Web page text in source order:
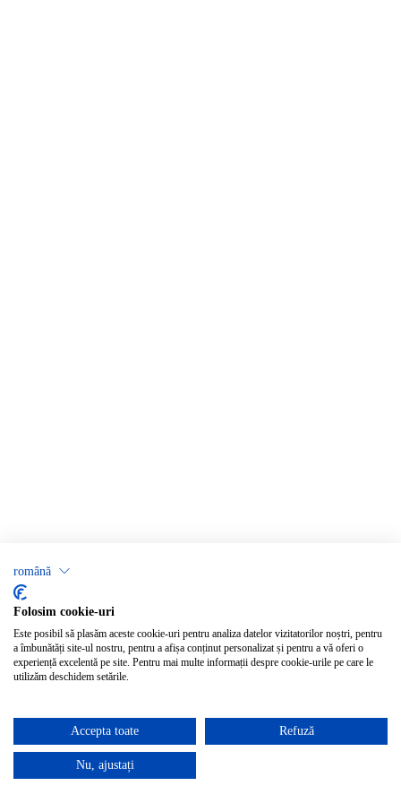
română
Folosim cookie-uri
Este posibil să plasăm aceste cookie-uri pentru analiza datelor vizitatorilor noștri, pentru
a îmbunătăți site-ul nostru, pentru a afișa conținut personalizat și pentru a vă oferi o
experiență excelentă pe site. Pentru mai multe informații despre cookie-urile pe care le
utilizăm deschidem setările.
Accepta toate Refuză
Nu, ajustați